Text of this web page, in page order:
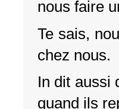
nous faire
Te sais,
chez nous.
In dit aussi
quand ils